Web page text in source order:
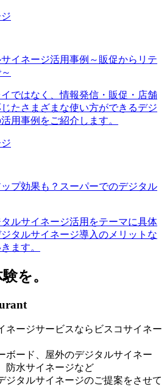
イネージ活用事例～販促からリテ
ではなく、情報発信・販促・店舗
たさまざまな使い方ができるデジ
用事例をご紹介します。
プ効果も？スーパーでのデジタル
ルサイネージ活用をテーマに具体
タルサイネージ導入のメリットな
ます。
を。
ネージサービスならビスコサイネー
ボード、屋外のデジタルサイネー
防水サイネージなど
ジタルサイネージのご提案をさせて